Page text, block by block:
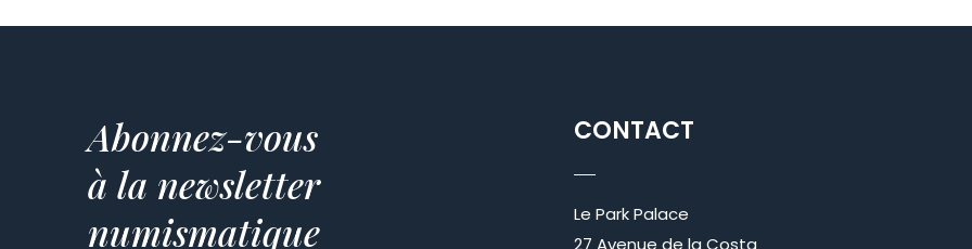
Abonnez-vous
à la newsletter
numismatique
CONTACT
Le Park Palace
27 Avenue de la Costa